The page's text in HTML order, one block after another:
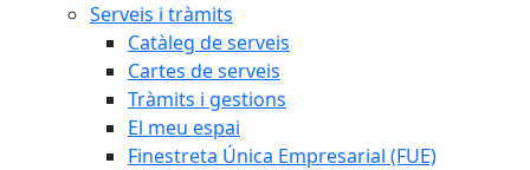
Serveis i tràmits
Catàleg de serveis
Cartes de serveis
Tràmits i gestions
El meu espai
Finestreta Única Empresarial (FUE)